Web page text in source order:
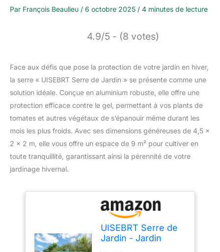
Par François Beaulieu / 6 octobre 2025 / 4 minutes de lecture
4.9/5 - (8 votes)
Face aux défis que pose la protection de votre jardin en hiver,
la serre « UISEBRT Serre de Jardin » se présente comme une
solution idéale. Conçue en aluminium robuste, elle offre une
protection efficace contre le gel, permettant à vos plants de
tomates et autres végétaux de s’épanouir même durant les
mois les plus froids. Avec ses dimensions généreuses de 4,5 x
2 x 2 m, elle vous offre un espace de 9 m² pour cultiver en
toute tranquillité, garantissant ainsi la pérennité de votre
jardinage hivernal.
UISEBRT Serre de
Jardin - Jardin